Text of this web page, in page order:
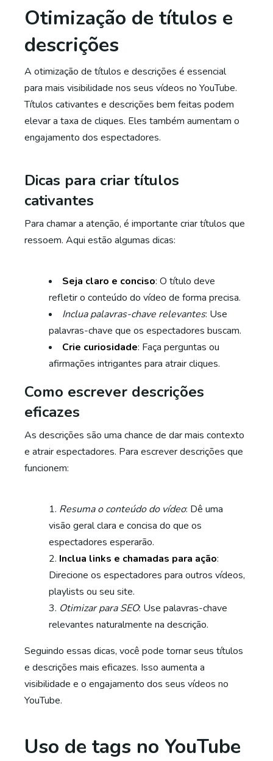
Otimização de títulos e
descrições
A otimização de títulos e descrições é essencial
para mais visibilidade nos seus vídeos no YouTube.
Títulos cativantes e descrições bem feitas podem
elevar a taxa de cliques. Eles também aumentam o
engajamento dos espectadores.
Dicas para criar títulos
cativantes
Para chamar a atenção, é importante criar títulos que
ressoem. Aqui estão algumas dicas:
Seja claro e conciso: O título deve
refletir o conteúdo do vídeo de forma precisa.
Inclua palavras-chave relevantes: Use
palavras-chave que os espectadores buscam.
Crie curiosidade: Faça perguntas ou
afirmações intrigantes para atrair cliques.
Como escrever descrições
eficazes
As descrições são uma chance de dar mais contexto
e atrair espectadores. Para escrever descrições que
funcionem:
Resuma o conteúdo do vídeo: Dê uma
visão geral clara e concisa do que os
espectadores esperarão.
Inclua links e chamadas para ação:
Direcione os espectadores para outros vídeos,
playlists ou seu site.
Otimizar para SEO: Use palavras-chave
relevantes naturalmente na descrição.
Seguindo essas dicas, você pode tornar seus títulos
e descrições mais eficazes. Isso aumenta a
visibilidade e o engajamento dos seus vídeos no
YouTube.
Uso de tags no YouTube